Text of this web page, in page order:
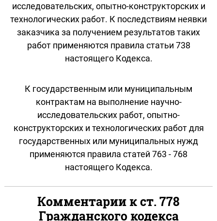
исследовательских, опытно-конструкторских и
технологических работ. К последствиям неявки
заказчика за получением результатов таких
работ применяются правила статьи 738
настоящего Кодекса.
К государственным или муниципальным
контрактам на выполнение научно-
исследовательских работ, опытно-
конструкторских и технологических работ для
государственных или муниципальных нужд
применяются правила статей 763 - 768
настоящего Кодекса.
Комментарии к ст. 778
Гражданского кодекса